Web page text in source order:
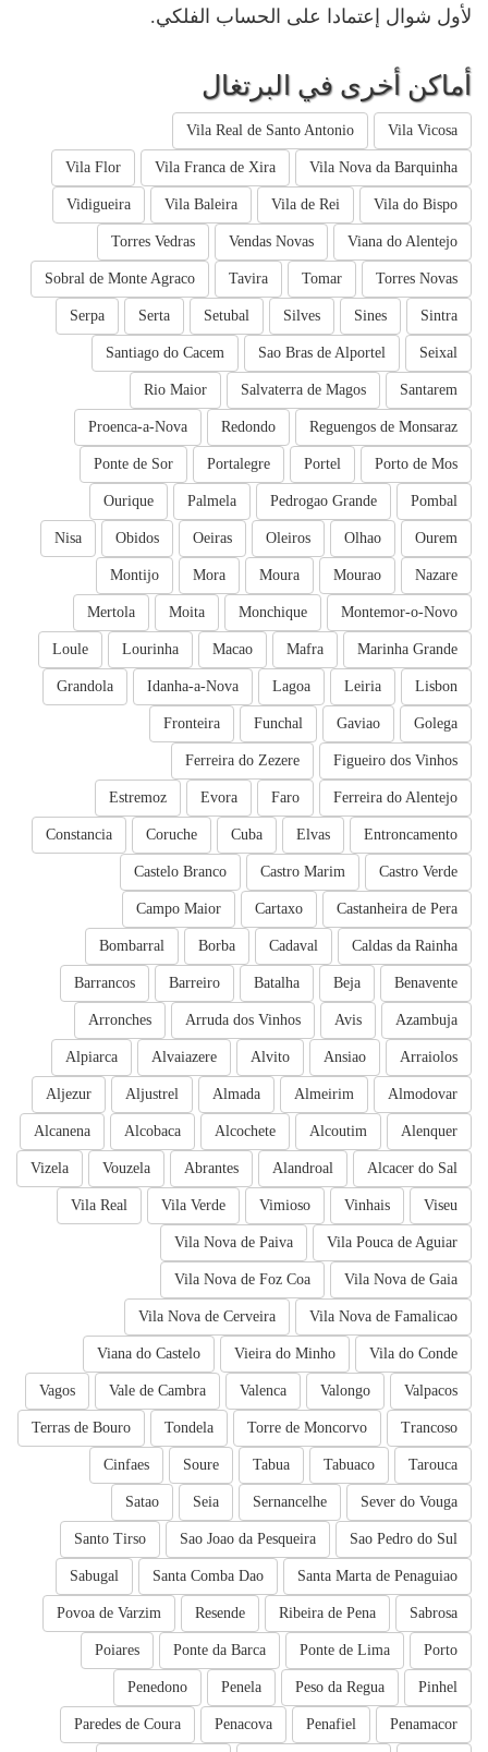
لأول شوال إعتمادا على الحساب الفلكي.
أماكن أخرى في البرتغال
Vila Vicosa
Vila Real de Santo Antonio
Vila Nova da Barquinha
Vila Franca de Xira
Vila Flor
Vila do Bispo
Vila de Rei
Vila Baleira
Vidigueira
Viana do Alentejo
Vendas Novas
Torres Vedras
Torres Novas
Tomar
Tavira
Sobral de Monte Agraco
Sintra
Sines
Silves
Setubal
Serta
Serpa
Seixal
Sao Bras de Alportel
Santiago do Cacem
Santarem
Salvaterra de Magos
Rio Maior
Reguengos de Monsaraz
Redondo
Proenca-a-Nova
Porto de Mos
Portel
Portalegre
Ponte de Sor
Pombal
Pedrogao Grande
Palmela
Ourique
Ourem
Olhao
Oleiros
Oeiras
Obidos
Nisa
Nazare
Mourao
Moura
Mora
Montijo
Montemor-o-Novo
Monchique
Moita
Mertola
Marinha Grande
Mafra
Macao
Lourinha
Loule
Lisbon
Leiria
Lagoa
Idanha-a-Nova
Grandola
Golega
Gaviao
Funchal
Fronteira
Figueiro dos Vinhos
Ferreira do Zezere
Ferreira do Alentejo
Faro
Evora
Estremoz
Entroncamento
Elvas
Cuba
Coruche
Constancia
Castro Verde
Castro Marim
Castelo Branco
Castanheira de Pera
Cartaxo
Campo Maior
Caldas da Rainha
Cadaval
Borba
Bombarral
Benavente
Beja
Batalha
Barreiro
Barrancos
Azambuja
Avis
Arruda dos Vinhos
Arronches
Arraiolos
Ansiao
Alvito
Alvaiazere
Alpiarca
Almodovar
Almeirim
Almada
Aljustrel
Aljezur
Alenquer
Alcoutim
Alcochete
Alcobaca
Alcanena
Alcacer do Sal
Alandroal
Abrantes
Vouzela
Vizela
Viseu
Vinhais
Vimioso
Vila Verde
Vila Real
Vila Pouca de Aguiar
Vila Nova de Paiva
Vila Nova de Gaia
Vila Nova de Foz Coa
Vila Nova de Famalicao
Vila Nova de Cerveira
Vila do Conde
Vieira do Minho
Viana do Castelo
Valpacos
Valongo
Valenca
Vale de Cambra
Vagos
Trancoso
Torre de Moncorvo
Tondela
Terras de Bouro
Tarouca
Tabuaco
Tabua
Soure
Cinfaes
Sever do Vouga
Sernancelhe
Seia
Satao
Sao Pedro do Sul
Sao Joao da Pesqueira
Santo Tirso
Santa Marta de Penaguiao
Santa Comba Dao
Sabugal
Sabrosa
Ribeira de Pena
Resende
Povoa de Varzim
Porto
Ponte de Lima
Ponte da Barca
Poiares
Pinhel
Peso da Regua
Penela
Penedono
Penamacor
Penafiel
Penacova
Paredes de Coura